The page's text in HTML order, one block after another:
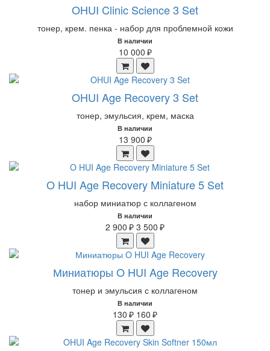
OHUI Clinic Science 3 Set
тонер, крем. пенка - набор для проблемной кожи
В наличии
10 000 ₽
OHUI Age Recovery 3 Set
тонер, эмульсия, крем, маска
В наличии
13 900 ₽
O HUI Age Recovery Miniature 5 Set
набор миниатюр с коллагеном
В наличии
2 900 ₽ 3 500 ₽
Миниатюры O HUI Age Recovery
тонер и эмульсия с коллагеном
В наличии
130 ₽ 160 ₽